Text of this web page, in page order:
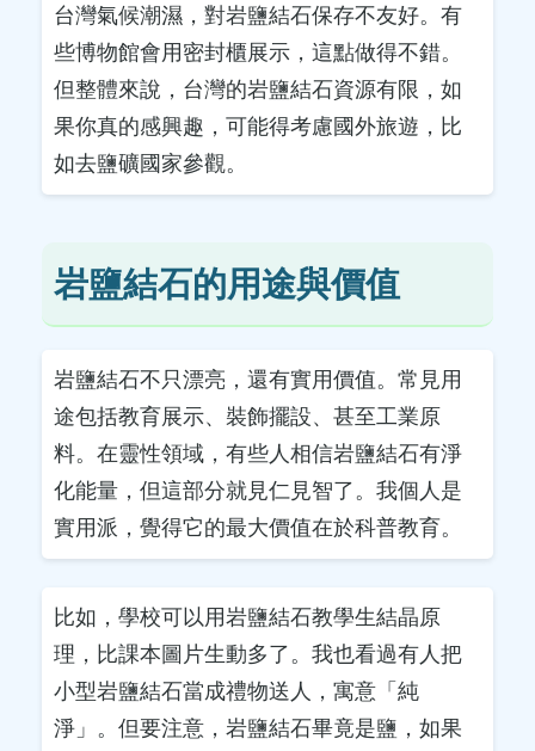
台灣氣候潮濕，對岩鹽結石保存不友好。有
些博物館會用密封櫃展示，這點做得不錯。
但整體來說，台灣的岩鹽結石資源有限，如
果你真的感興趣，可能得考慮國外旅遊，比
如去鹽礦國家參觀。
岩鹽結石的用途與價值
岩鹽結石不只漂亮，還有實用價值。常見用
途包括教育展示、裝飾擺設、甚至工業原
料。在靈性領域，有些人相信岩鹽結石有淨
化能量，但這部分就見仁見智了。我個人是
實用派，覺得它的最大價值在於科普教育。
比如，學校可以用岩鹽結石教學生結晶原
理，比課本圖片生動多了。我也看過有人把
小型岩鹽結石當成禮物送人，寓意「純
淨」。但要注意，岩鹽結石畢竟是鹽，如果